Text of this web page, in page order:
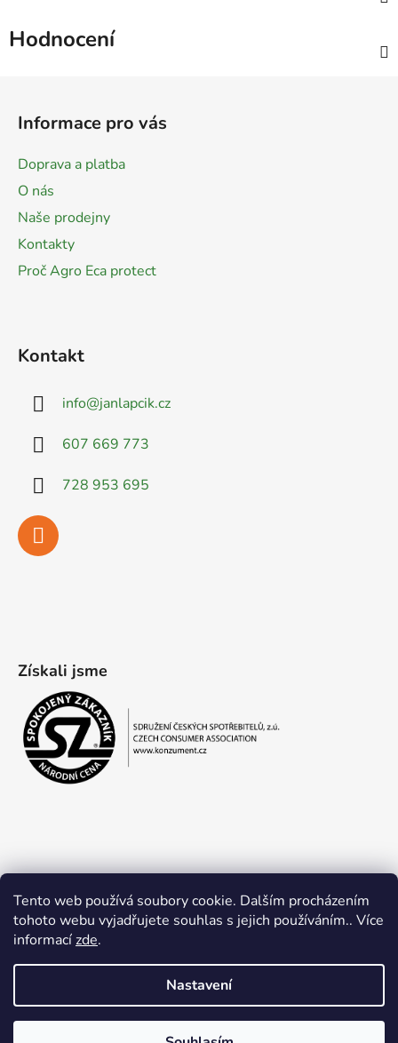
Tento web používá soubory cookie. Dalším procházením
tohoto webu vyjadřujete souhlas s jejich používáním.. Více
informacízde.
Nastavení
Hodnocení
Informace pro vás
Doprava a platba
O nás
Naše prodejny
Kontakty
Proč Agro Eca protect
Kontakt
info@janlapcik.cz
607 669 773
728 953 695
Získali jsme
Obchodní podmínky Ochrana osobních údajů